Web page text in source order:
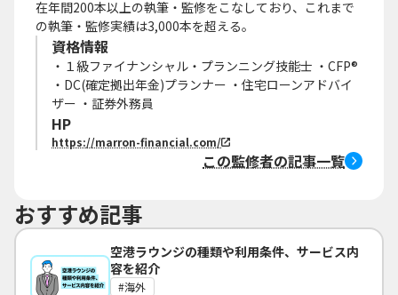
在年間200本以上の執筆・監修をこなしており、これまで
の執筆・監修実績は3,000本を超える。
資格情報
・１級ファイナンシャル・プランニング技能士 ・CFP®
・DC(確定拠出年金)プランナー ・住宅ローンアドバイ
ザー ・証券外務員
HP
https://marron-financial.com/
この監修者の記事一覧
おすすめ記事
空港ラウンジの種類や利用条件、サービス内
容を紹介
海外